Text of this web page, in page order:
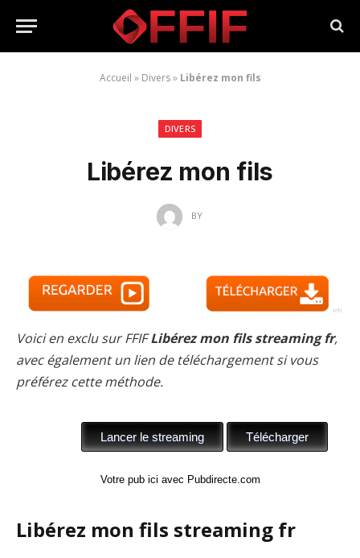
Accueil » Divers» Libérez mon fils
DIVERS
Libérez mon fils
BY
Voici en exclu sur FFIFLibérez mon fils streaming fr,
avec également un lien de téléchargement si vous
préférez cette méthode.
Votre pub ici avec Pubdirecte.com
Libérez mon fils streaming fr